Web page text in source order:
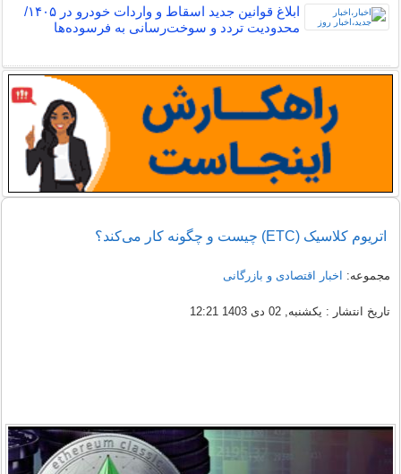
ابلاغ قوانین جدید اسقاط و واردات خودرو در ۱۴۰۵/
محدودیت تردد و سوخت‌رسانی به فرسوده‌ها
اتریوم کلاسیک (ETC) چیست و چگونه کار می‌کند؟
مجموعه: اخبار اقتصادی و بازرگانی
تاریخ انتشار : یکشنبه, 02 دی 1403 12:21